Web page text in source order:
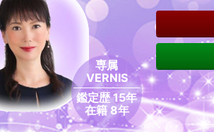
専属
VERNIS
鑑定歴 15年
在籍 8年